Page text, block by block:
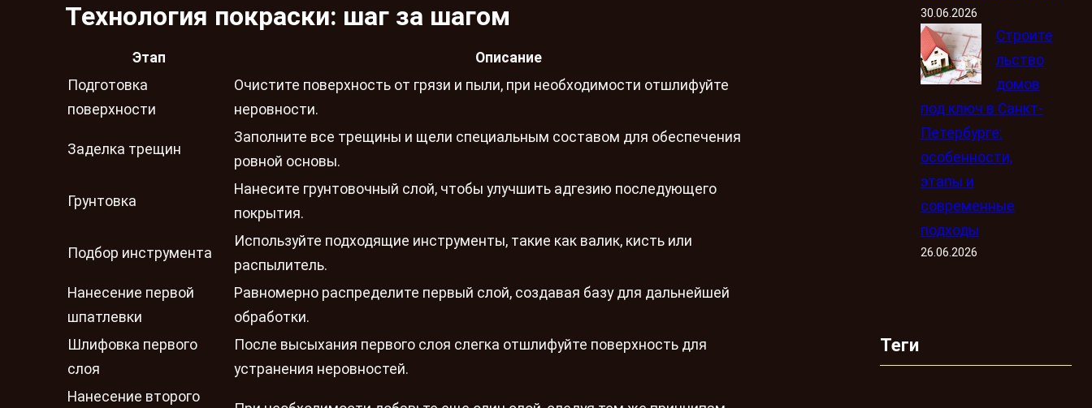
Технология покраски: шаг за шагом
Этап
Описание
Подготовка
поверхности
Очистите поверхность от грязи и пыли, при необходимости отшлифуйте
неровности.
Заделка трещин
Заполните все трещины и щели специальным составом для обеспечения
ровной основы.
Грунтовка
Нанесите грунтовочный слой, чтобы улучшить адгезию последующего
покрытия.
Подбор инструмента
Используйте подходящие инструменты, такие как валик, кисть или
распылитель.
Нанесение первой
шпатлевки
Равномерно распределите первый слой, создавая базу для дальнейшей
обработки.
Шлифовка первого
слоя
После высыхания первого слоя слегка отшлифуйте поверхность для
устранения неровностей.
Нанесение второго
30.06.2026
Строите
льство
домов
под ключ в Санкт-
Петербурге:
особенности,
этапы и
современные
подходы
26.06.2026
Теги